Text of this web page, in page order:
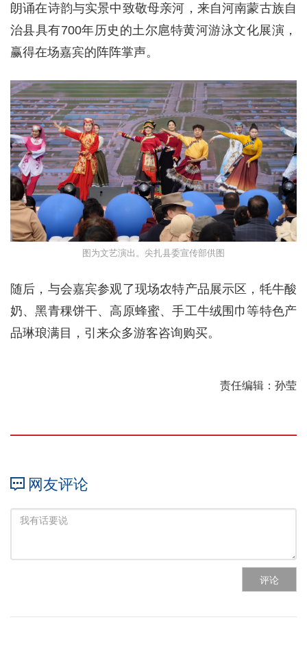
朗诵在诗韵与实景中致敬母亲河，来自河南蒙古族自
治县具有700年历史的土尔扈特黄河游泳文化展演，
赢得在场嘉宾的阵阵掌声。
图为文艺演出。尖扎县委宣传部供图
随后，与会嘉宾参观了现场农特产品展示区，牦牛酸
奶、黑青稞饼干、高原蜂蜜、手工牛绒围巾等特色产
品琳琅满目，引来众多游客咨询购买。
责任编辑：孙莹
网友评论
评论